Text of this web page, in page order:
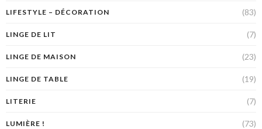
LIFESTYLE – DÉCORATION (83)
LINGE DE LIT (7)
LINGE DE MAISON (23)
LINGE DE TABLE (19)
LITERIE (7)
LUMIÈRE ! (73)